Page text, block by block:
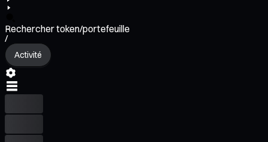
Rechercher token/portefeuille
/
Activité